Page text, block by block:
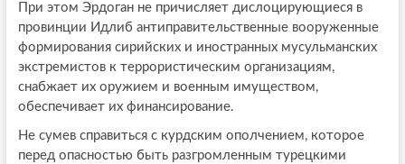
При этом Эрдоган не причисляет дислоцирующиеся в
провинции Идлиб антиправительственные вооруженные
формирования сирийских и иностранных мусульманских
экстремистов к террористическим организациям,
снабжает их оружием и военным имуществом,
обеспечивает их финансирование.
Не сумев справиться с курдским ополчением, которое
перед опасностью быть разгромленным турецкими